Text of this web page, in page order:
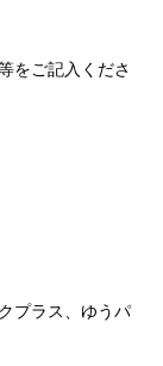
をご記入くださ
プラス、ゆうパ